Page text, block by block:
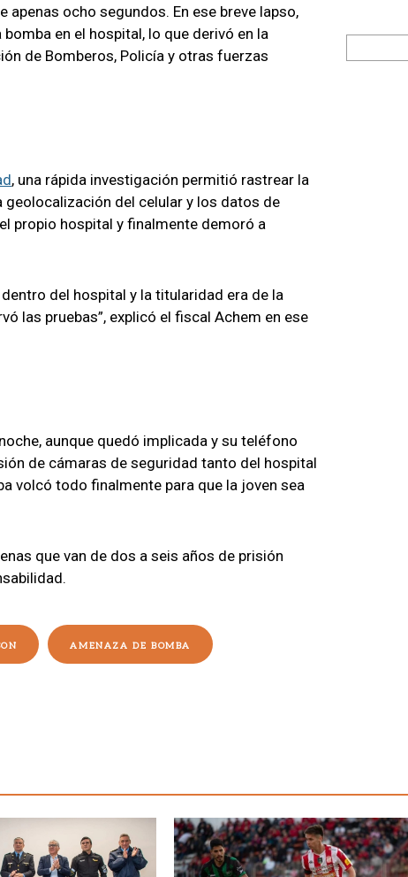
ocho segundos. En ese breve lapso,
en el hospital, lo que derivó en la
de Bomberos, Policía y otras fuerzas
, una rápida investigación permitió rastrear la
geolocalización del celular y los datos de
propio hospital y finalmente demoró a
del hospital y la titularidad era de la
las pruebas”, explicó el fiscal Achem en ese
aunque quedó implicada y su teléfono
de cámaras de seguridad tanto del hospital
volcó todo finalmente para que la joven sea
que van de dos a seis años de prisión
AMENAZA DE BOMBA